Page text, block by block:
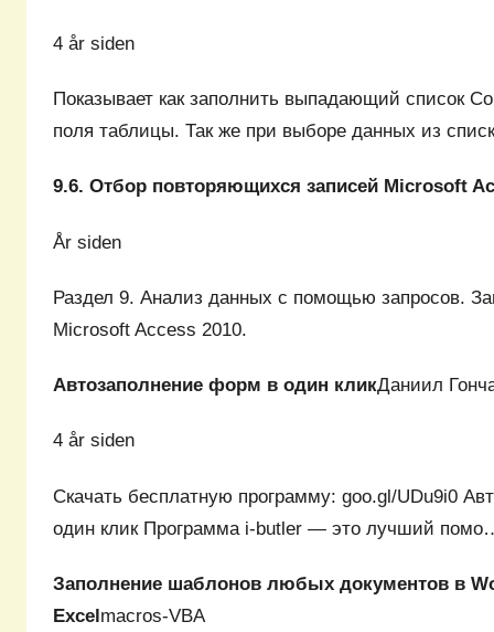
4 år siden
Показывает как заполнить выпадающий список
поля таблицы. Так же при выборе данных из
9.6. Отбор повторяющихся записей Microsoft
År siden
Раздел 9. Анализ данных с помощью запросов.
Microsoft Access 2010.
Автозаполнение форм в один кликДаниил
4 år siden
Скачать бесплатную программу: goo.gl/UDu9i0
один клик Программа i-butler — это лучший
Заполнение шаблонов любых документов в
Excelmacros-VBA